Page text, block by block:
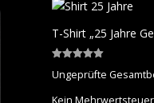
T-Shirt „25 Jahre
5.00
Ungeprüfte
Kein